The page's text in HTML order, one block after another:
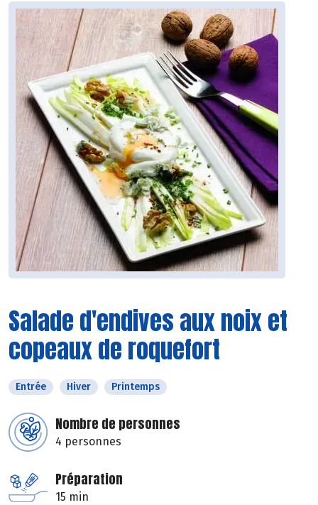
Salade d'endives aux noix et
copeaux de roquefort
Entrée Hiver Printemps
Nombre de personnes
4 personnes
Préparation
15 min